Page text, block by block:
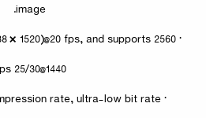
image.
· Outputs max. 4 MP (2688 × 1520)@20 fps, and supports 2560 ×
1440@25/30 fps.
· H.265 codec, high compression rate, ultra-low bit rate.